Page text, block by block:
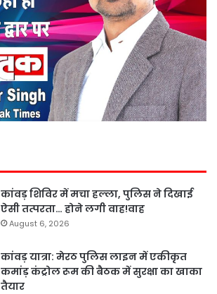
कांवड़ शिविर में मचा हल्ला, पुलिस ने दिखाई
ऐसी तत्परता… होने लगी वाह!वाह
August 6, 2026
कांवड़ यात्रा: मेरठ पुलिस लाइन में एकीकृत
कमांड़ कंट्रोल रूम की बैठक में सुरक्षा का खाका
तैयार